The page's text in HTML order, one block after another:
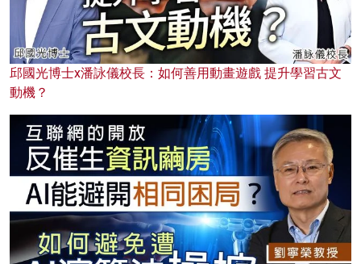
邱國光博士x潘詠儀校長：如何善用動畫遊戲 提升學習古文
動機？